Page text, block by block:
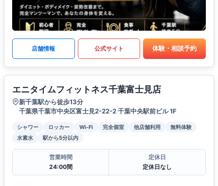
店舗情報 公式サイト 体験・相談予約
エニタイムフィットネス千葉富士見店
新千葉駅から徒歩13分
千葉県千葉市中央区富士見2-22-2 千葉中央駅前ビル 1F
シャワー ロッカー Wi-Fi 完全個室 他店舗利用
無料体験
水素水
駅から5分以内
営業時間
24:00間
定休日
定休日なし